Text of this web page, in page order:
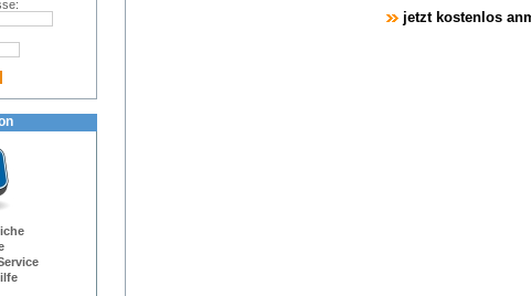
jetzt kostenlos